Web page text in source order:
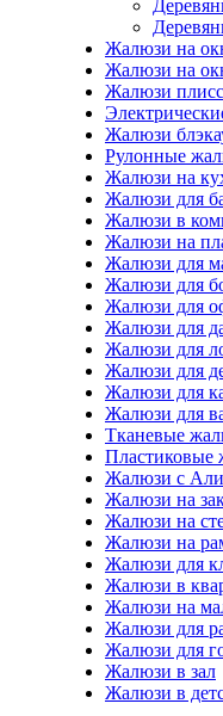
Жалюзи на
Жалюзи на
Жалюзи
Жалюзи
Рулонные
Жалюзи на
Жалюзи для
Жалюзи в
Жалюзи на
Жалюзи для
Жалюзи для
Жалюзи для
Жалюзи для
Жалюзи для
Жалюзи для
Жалюзи для
Жалюзи для
Тканевые
Пластиковые
Жалюзи с
Жалюзи на
Жалюзи на
Жалюзи на
Жалюзи для
Жалюзи в
Жалюзи на
Жалюзи для
Жалюзи для
Жалюзи в зал
Жалюзи в